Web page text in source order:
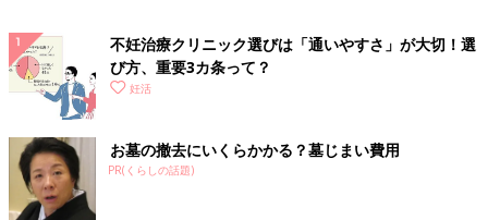
不妊治療クリニック選びは「通いやすさ」が大切！選
び方、重要3カ条って？
妊活
お墓の撤去にいくらかかる？墓じまい費用
PR(くらしの話題)